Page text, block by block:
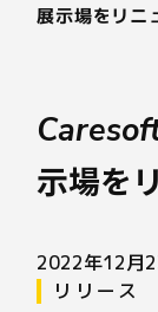
展⽰場をリニ
⽰場を
2022年12月
リリース